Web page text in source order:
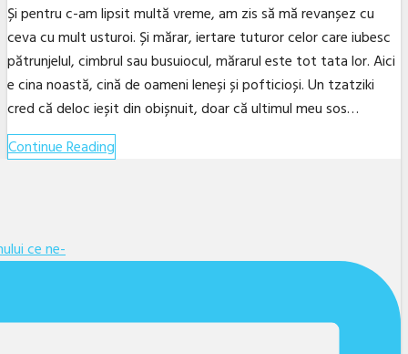
Și pentru c-am lipsit multă vreme, am zis să mă revanșez cu
ceva cu mult usturoi. Și mărar, iertare tuturor celor care iubesc
pătrunjelul, cimbrul sau busuiocul, mărarul este tot tata lor. Aici
e cina noastă, cină de oameni leneși și pofticioși. Un tzatziki
cred că deloc ieșit din obișnuit, doar că ultimul meu sos…
Continue Reading
ce ne-